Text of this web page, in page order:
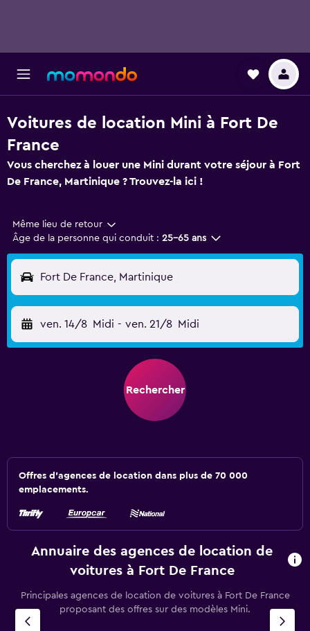
Voitures de location Mini à Fort De
France
Vous cherchez à louer une Mini durant votre séjour à Fort
De France, Martinique ? Trouvez-la ici !
Même lieu de retour
Âge de la personne qui conduit : 25-65 ans
Fort De France, Martinique
ven. 14/8 Midi - ven. 21/8 Midi
Rechercher
Offres d’agences de location dans plus de 70 000
emplacements.
Annuaire des agences de location de
voitures à Fort De France
Principales agences de location de voitures à Fort De France
proposant des offres sur des modèles Mini.